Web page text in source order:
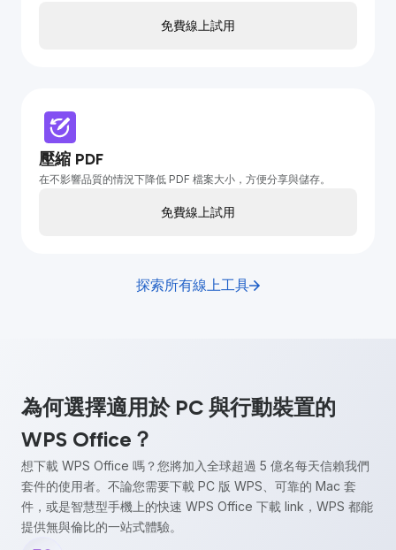
免費線上試用
壓縮 PDF
在不影響品質的情況下降低 PDF 檔案大小，方便分享與儲存。
免費線上試用
探索所有線上工具
為何選擇適用於 PC 與行動裝置的
WPS Office？
想下載 WPS Office 嗎？您將加入全球超過 5 億名每天信賴我們
套件的使用者。不論您需要下載 PC 版 WPS、可靠的 Mac 套
件，或是智慧型手機上的快速 WPS Office 下載 link，WPS 都能
提供無與倫比的一站式體驗。